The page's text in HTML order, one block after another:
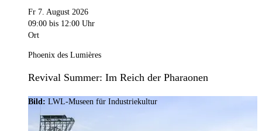
Fr 7. August 2026
09:00 bis 12:00 Uhr
Ort
Phoenix des Lumières
Revival Summer: Im Reich der Pharaonen
Bild: LWL-Museen für Industriekultur